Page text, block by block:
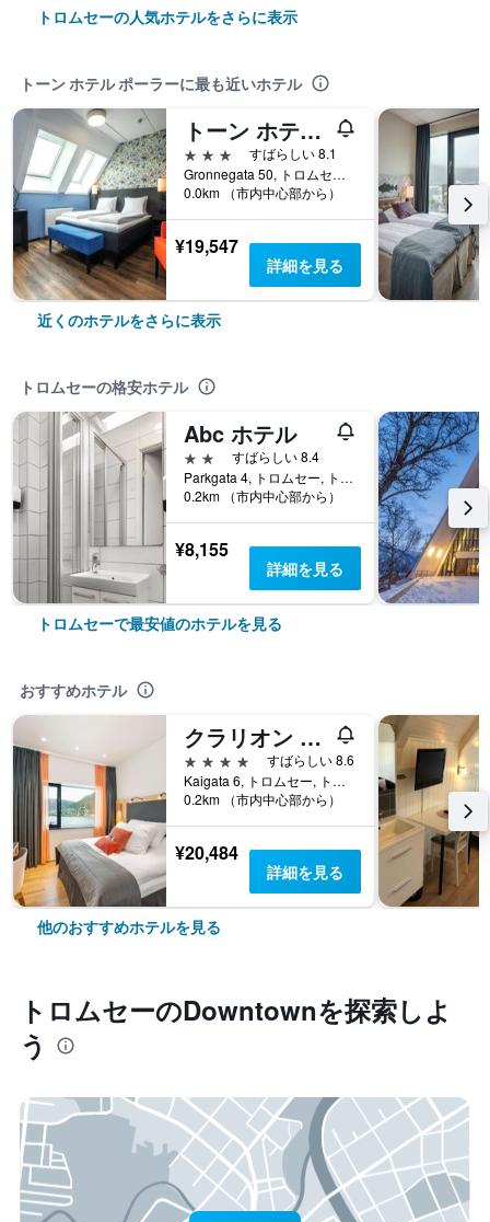
トロムセーの人気ホテルをさらに表示
トーン ホテル ポーラーに最も近いホテル
トーン ホテル トロムソ
3つ星
すばらしい 8.1
Gronnegata 50, トロムセー, トロムス県, ノルウェー
0.0km （市内中心部から）
¥19,547
詳細を見る
近くのホテルをさらに表示
トロムセーの格安ホテル
Abc ホテル
2つ星
すばらしい 8.4
Parkgata 4, トロムセー, トロムス県, ノルウェー
0.2km （市内中心部から）
¥8,155
詳細を見る
トロムセーで最安値のホテルを見る
おすすめホテル
クラリオン ホテル ジ エッジ
4つ星
すばらしい 8.6
Kaigata 6, トロムセー, トロムス県, ノルウェー
0.2km （市内中心部から）
¥20,484
詳細を見る
他のおすすめホテルを見る
トロムセー​のDowntown​を探索しよ
う